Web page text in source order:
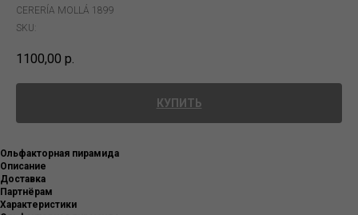
CERERÍA MOLLÁ 1899
SKU:
1100,00 р.
КУПИТЬ
Ольфакторная пирамида
Описание
Доставка
Партнёрам
Характеристики